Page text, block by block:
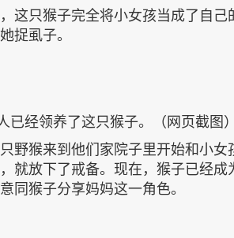
这只猴子完全将小女孩当成了自己
捉虱子。
已经领养了这只猴子。（网页截图）
野猴来到他们家院子里开始和小女
就放下了戒备。现在，猴子已经成
同猴子分享妈妈这一角色。